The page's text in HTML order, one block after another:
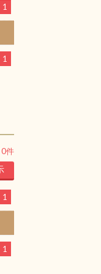
1
1
0件
1
1